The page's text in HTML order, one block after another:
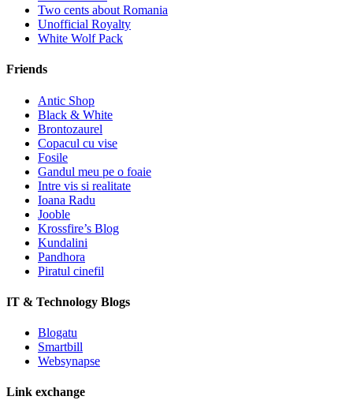
Two cents about Romania
Unofficial Royalty
White Wolf Pack
Friends
Antic Shop
Black & White
Brontozaurel
Copacul cu vise
Fosile
Gandul meu pe o foaie
Intre vis si realitate
Ioana Radu
Jooble
Krossfire’s Blog
Kundalini
Pandhora
Piratul cinefil
IT & Technology Blogs
Blogatu
Smartbill
Websynapse
Link exchange